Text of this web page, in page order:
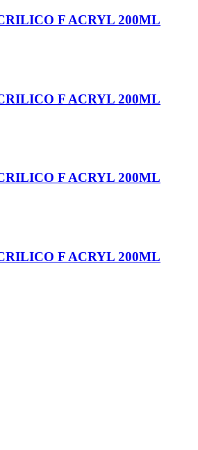
F ACRYL 200ML
F ACRYL 200ML
F ACRYL 200ML
F ACRYL 200ML